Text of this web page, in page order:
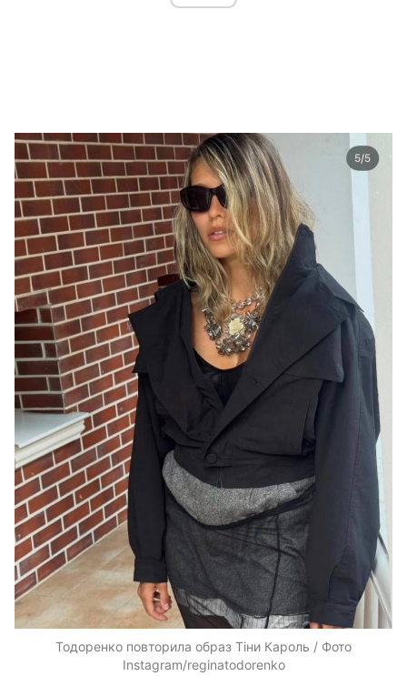
Тодоренко повторила образ Тіни Кароль / Фото
Instagram/reginatodorenko